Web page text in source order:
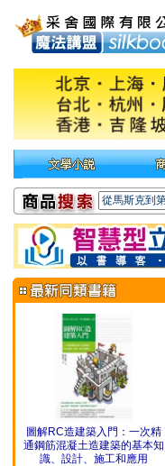
圖解RC造建築入門：一次精
通鋼筋混凝土造建築的基本知
識、設計、施工和應用